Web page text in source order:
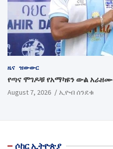
ዜና ዝውውር
የጣና ሞገዶቹ የአማካዩን ውል አራዘሙ
August 7, 2026 ኢዮብ ሰንደቁ
ሶከር ኢትዮጵያ